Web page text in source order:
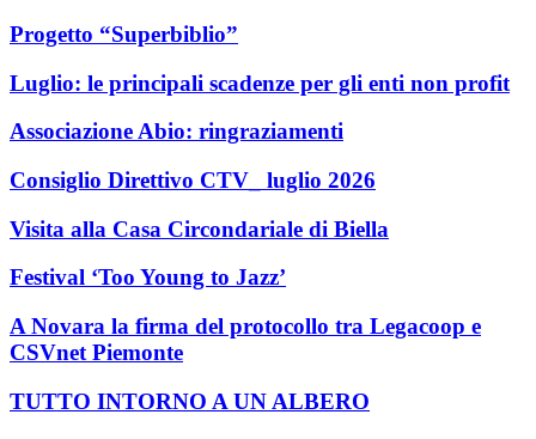
Progetto “Superbiblio”
Luglio: le principali scadenze per gli enti non profit
Associazione Abio: ringraziamenti
Consiglio Direttivo CTV_ luglio 2026
Visita alla Casa Circondariale di Biella
Festival ‘Too Young to Jazz’
A Novara la firma del protocollo tra Legacoop e
CSVnet Piemonte
TUTTO INTORNO A UN ALBERO